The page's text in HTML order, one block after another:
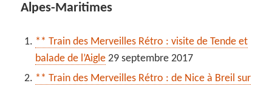
Alpes-Maritimes
** Train des Merveilles Rétro : visite de Tende et
balade de l’Aigle 29 septembre 2017
** Train des Merveilles Rétro : de Nice à Breil sur